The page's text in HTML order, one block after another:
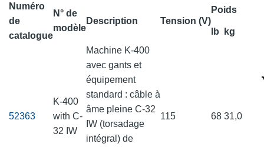
Numéro
de
catalogue
N° de
modèle
Description Tension (V)
Poids
lb kg
52363
K-400
with C-
32 IW
Machine K-400
avec gants et
équipement
standard : câble à
âme pleine C-32
IW (torsadage
intégral) de
115 68 31,0